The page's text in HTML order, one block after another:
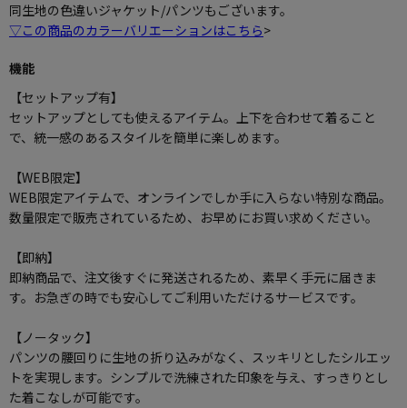
同生地の色違いジャケット/パンツもございます。
▽この商品のカラーバリエーションはこちら>
機能
【セットアップ有】
セットアップとしても使えるアイテム。上下を合わせて着ること
で、統一感のあるスタイルを簡単に楽しめます。
【WEB限定】
WEB限定アイテムで、オンラインでしか手に入らない特別な商品。
数量限定で販売されているため、お早めにお買い求めください。
【即納】
即納商品で、注文後すぐに発送されるため、素早く手元に届きま
す。お急ぎの時でも安心してご利用いただけるサービスです。
【ノータック】
パンツの腰回りに生地の折り込みがなく、スッキリとしたシルエッ
トを実現します。シンプルで洗練された印象を与え、すっきりとし
た着こなしが可能です。